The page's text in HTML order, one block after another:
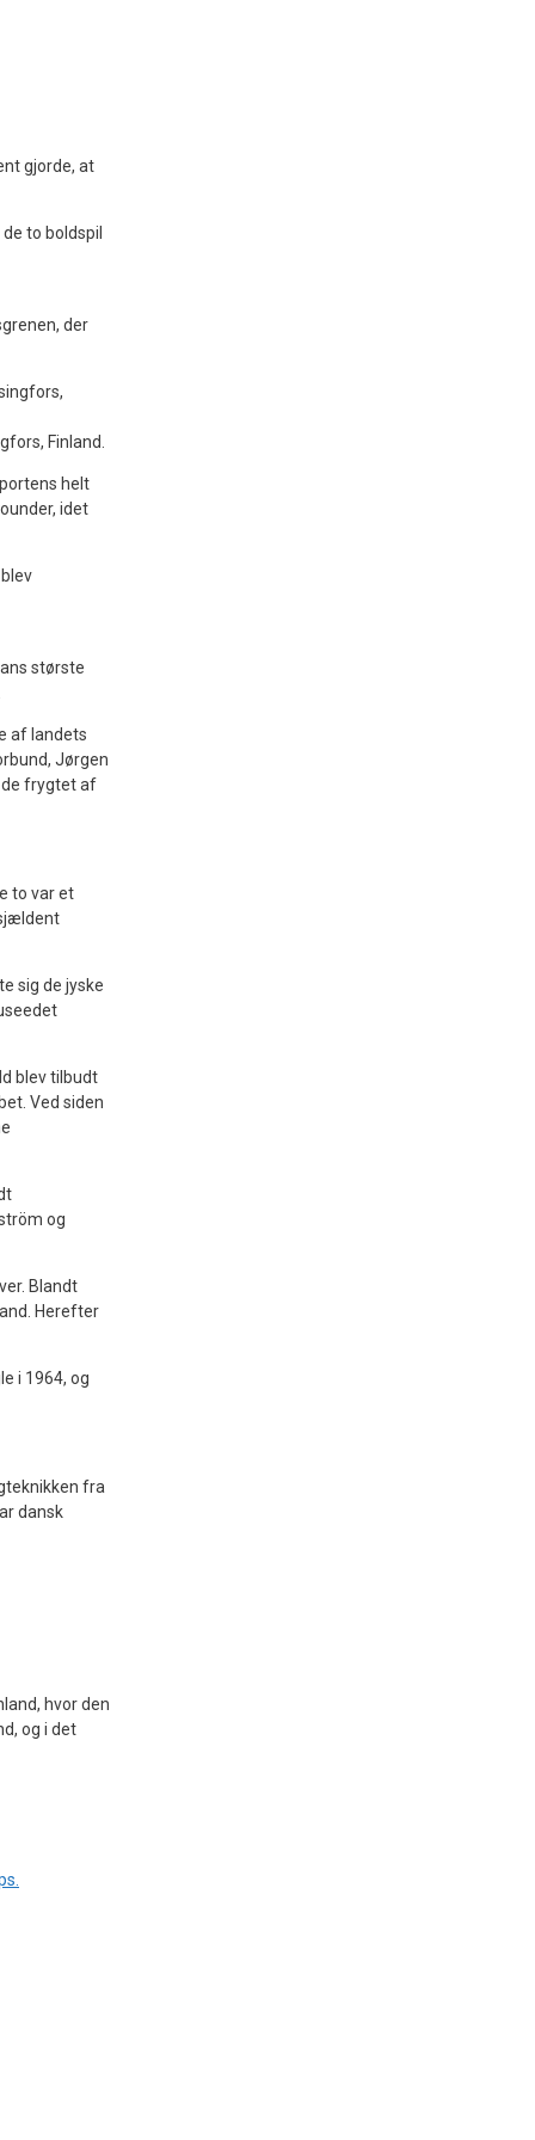
gjorde, at
to boldspil
der
Finland.
helt
idet
største
af landets
Jørgen
de frygtet af
to var et
sig de jyske
blev tilbudt
Ved siden
og
Blandt
Herefter
i 1964, og
fra
dansk
hvor den
og i det